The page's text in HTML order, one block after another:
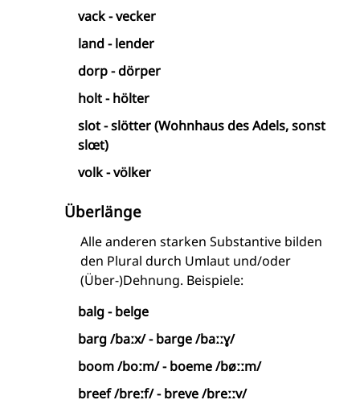
vack - vecker
land - lender
dorp - dörper
holt - hölter
slot - slötter (Wohnhaus des Adels, sonst
slœt)
volk - völker
Überlänge
Alle anderen starken Substantive bilden
den Plural durch Umlaut und/oder
(Über-)Dehnung. Beispiele:
balg - belge
barg /baːx/ - barge /baːːɣ/
boom /boːm/ - boeme /bøːːm/
breef /breːf/ - breve /breːːv/